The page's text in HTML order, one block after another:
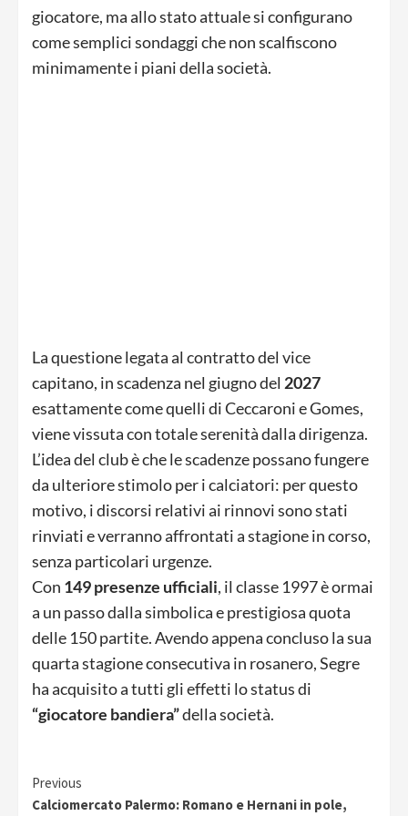
giocatore, ma allo stato attuale si configurano
come semplici sondaggi che non scalfiscono
minimamente i piani della società.
La questione legata al contratto del vice
capitano, in scadenza nel giugno del 2027
esattamente come quelli di Ceccaroni e Gomes,
viene vissuta con totale serenità dalla dirigenza.
L’idea del club è che le scadenze possano fungere
da ulteriore stimolo per i calciatori: per questo
motivo, i discorsi relativi ai rinnovi sono stati
rinviati e verranno affrontati a stagione in corso,
senza particolari urgenze.
Con 149 presenze ufficiali, il classe 1997 è ormai
a un passo dalla simbolica e prestigiosa quota
delle 150 partite. Avendo appena concluso la sua
quarta stagione consecutiva in rosanero, Segre
ha acquisito a tutti gli effetti lo status di
“giocatore bandiera”della società.
Continue
Previous
Calciomercato Palermo: Romano e Hernani in pole,